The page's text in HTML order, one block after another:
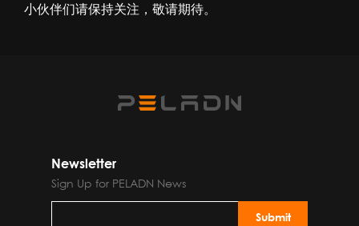
小伙伴们请保持关注，敬请期待。
Newsletter
Sign Up for PELADN News